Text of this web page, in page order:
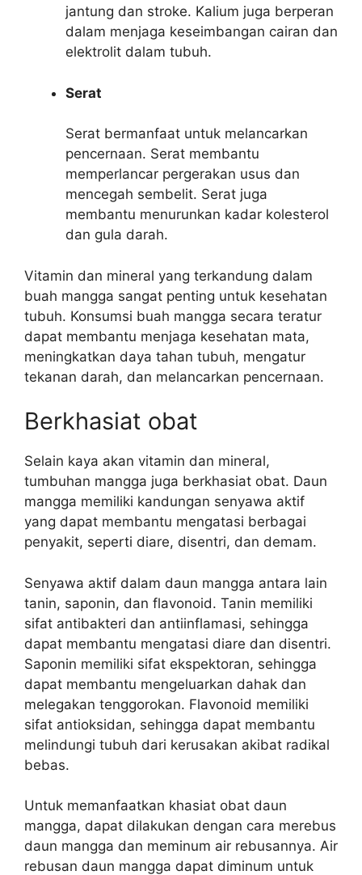
jantung dan stroke. Kalium juga berperan
dalam menjaga keseimbangan cairan dan
elektrolit dalam tubuh.
Serat
Serat bermanfaat untuk melancarkan
pencernaan. Serat membantu
memperlancar pergerakan usus dan
mencegah sembelit. Serat juga
membantu menurunkan kadar kolesterol
dan gula darah.
Vitamin dan mineral yang terkandung dalam
buah mangga sangat penting untuk kesehatan
tubuh. Konsumsi buah mangga secara teratur
dapat membantu menjaga kesehatan mata,
meningkatkan daya tahan tubuh, mengatur
tekanan darah, dan melancarkan pencernaan.
Berkhasiat obat
Selain kaya akan vitamin dan mineral,
tumbuhan mangga juga berkhasiat obat. Daun
mangga memiliki kandungan senyawa aktif
yang dapat membantu mengatasi berbagai
penyakit, seperti diare, disentri, dan demam.
Senyawa aktif dalam daun mangga antara lain
tanin, saponin, dan flavonoid. Tanin memiliki
sifat antibakteri dan antiinflamasi, sehingga
dapat membantu mengatasi diare dan disentri.
Saponin memiliki sifat ekspektoran, sehingga
dapat membantu mengeluarkan dahak dan
melegakan tenggorokan. Flavonoid memiliki
sifat antioksidan, sehingga dapat membantu
melindungi tubuh dari kerusakan akibat radikal
bebas.
Untuk memanfaatkan khasiat obat daun
mangga, dapat dilakukan dengan cara merebus
daun mangga dan meminum air rebusannya. Air
rebusan daun mangga dapat diminum untuk